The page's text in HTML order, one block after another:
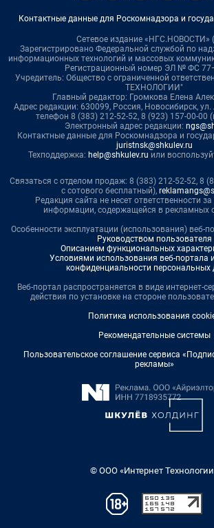
Контактные данные для Роскомнадзора и
Сетевое издание «НГС.НОВОСТИ»
Зарегистрировано Федеральной службой по
информационных технологий и массовых
Регистрационный номер ЭЛ № ФС
Учредитель: Общество с ограниченной
ТЕХНОЛОГИИ"
Главный редактор: Громкова Елена
Адрес редакции: 630099, Россия, Новосибирск, ул.
телефон 8 (383) 212-52-52, 8 (923) 157-00-00
Электронный адрес редакции:
Контактные данные для Роскомнадзора и
juristnsk@shkulev.ru
Техподдержка: help@shkulev.ru или
Связаться с отделом продаж: 8 (383) 212-52-52, 8
с сотового бесплатный),
Редакция сайта не несет ответственности
информации, содержащейся в рекламных
Особенности эксплуатации (использования) веб-
Руководством пользователя
Описанием функциональных
Условиями использования веб-портала
конфиденциальности персональных
Веб-портал распространяется в виде интернет-
действия по установке на стороне
Политика использования
Рекомендательные системы
Пользовательское соглашение сервиса
рекламы»
© ООО «Интернет